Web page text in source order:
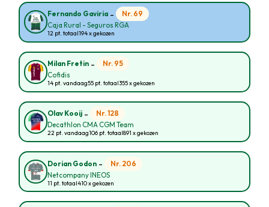
Fernando Gaviria - Nr. 69
Caja Rural - Seguros RGA
12 pt. totaal194 x gekozen
Milan Fretin - Nr. 95
Cofidis
14 pt. vandaag55 pt. totaal355 x gekozen
Olav Kooij - Nr. 128
Decathlon CMA CGM Team
22 pt. vandaag106 pt. totaal891 x gekozen
Dorian Godon - Nr. 206
Netcompany INEOS
11 pt. totaal410 x gekozen